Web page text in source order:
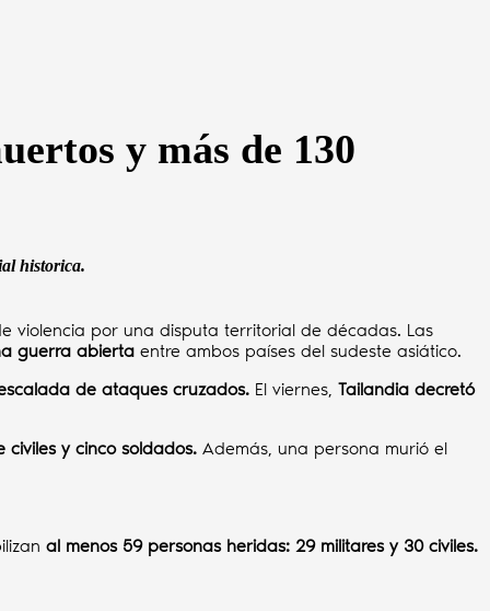
y más de 130
historica.
violencia por una disputa territorial de décadas. Las
guerra abierta entre ambos países del sudeste asiático.
de ataques cruzados. El viernes, Tailandia decretó
civiles y cinco soldados. Además, una persona murió el
al menos 59 personas heridas: 29 militares y 30 civiles.